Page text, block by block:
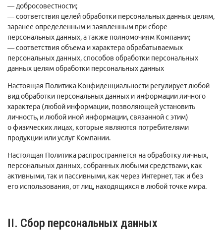
— добросовестности;
— соответствия целей обработки персональных данных целям,
заранее определенным и заявленным при сборе
персональных данных, а также полномочиям Компании;
— соответствия объема и характера обрабатываемых
персональных данных, способов обработки персональных
данных целям обработки персональных данных
Настоящая Политика Конфиденциальности регулирует любой
вид обработки персональных данных и информации личного
характера (любой информации, позволяющей установить
личность, и любой иной информации, связанной с этим)
о физических лицах, которые являются потребителями
продукции или услуг Компании.
Настоящая Политика распространяется на обработку личных,
персональных данных, собранных любыми средствами, как
активными, так и пассивными, как через Интернет, так и без
его использования, от лиц, находящихся в любой точке мира.
II. Сбор персональных данных